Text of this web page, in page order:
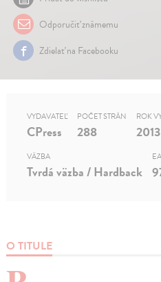
Odporučiť známemu
Zdielať na Facebooku
O TITULE
VYDAVATEĽ
CPress
POČET STRÁN
288
ROK
2013
VÄZBA
Tvrdá väzba / Hardback